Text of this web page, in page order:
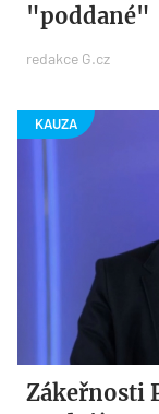
"poddané"
redakce G.cz
Zákeřnosti